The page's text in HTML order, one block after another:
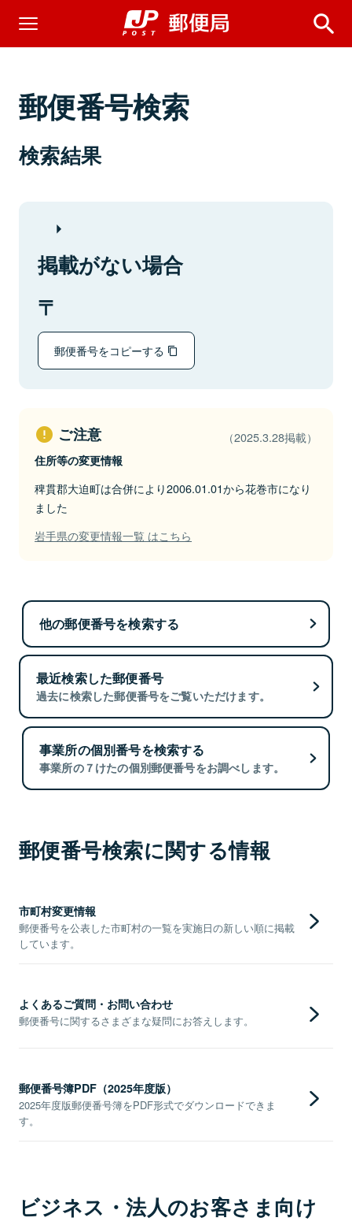
郵便番号検索
検索結果
掲載がない場合
郵便番号をコピーする
ご注意 （2025.3.28掲載）
住所等の変更情報
稗貫郡大迫町は合併により2006.01.01から花巻市になり
ました
岩手県の変更情報一覧 はこちら
他の郵便番号を検索する
最近検索した郵便番号
過去に検索した郵便番号をご覧いただけます。
事業所の個別番号を検索する
事業所の７けたの個別郵便番号をお調べします。
郵便番号検索に関する情報
市町村変更情報
郵便番号を公表した市町村の一覧を実施日の新しい順に掲載
しています。
よくあるご質問・お問い合わせ
郵便番号に関するさまざまな疑問にお答えします。
郵便番号簿PDF（2025年度版）
2025年度版郵便番号簿をPDF形式でダウンロードできま
す。
ビジネス・法人のお客さま向け